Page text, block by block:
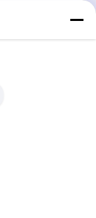
예 동로,